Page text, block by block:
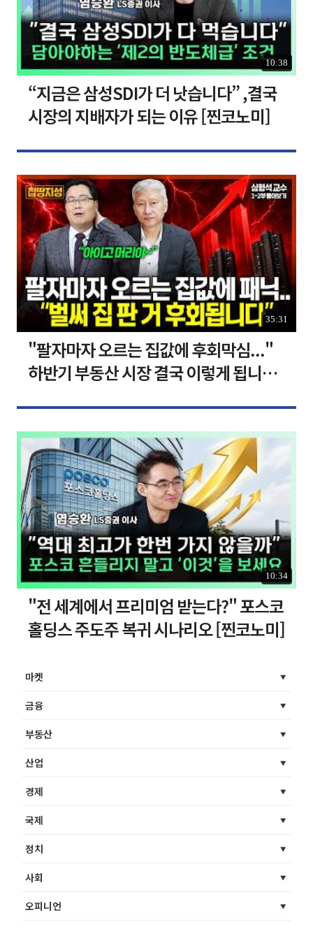
10:38
“지금은 삼성SDI가 더 낫습니다” ,결국
시장의 지배자가 되는 이유 [찐코노미]
35:31
"팔자마자 오르는 집값에 후회막심..."
하반기 부동산 시장 결국 이렇게 됩니다 I
10:34
"전 세계에서 프리미엄 받는다?" 포스코
홀딩스 주도주 복귀 시나리오 [찐코노미]
마켓
금융
부동산
산업
경제
국제
정치
사회
오피니언